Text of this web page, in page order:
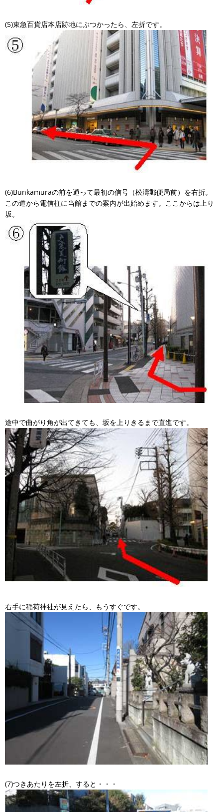
(5)東急百貨店本店跡地にぶつかったら、左折です。
(6)Bunkamuraの前を通って最初の信号（松濤郵便局前）を右折。
この道から電信柱に当館までの案内が出始めます。ここからは上り
坂。
途中で曲がり角が出てきても、坂を上りきるまで直進です。
右手に稲荷神社が見えたら、もうすぐです。
(7)つきあたりを左折、すると・・・